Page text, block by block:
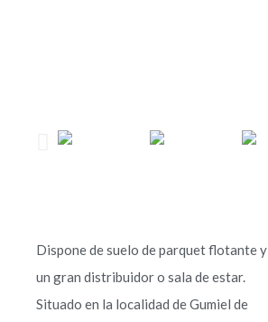
Dispone de suelo de parquet flotante y
un gran distribuidor o sala de estar.
Situado en la localidad de Gumiel de